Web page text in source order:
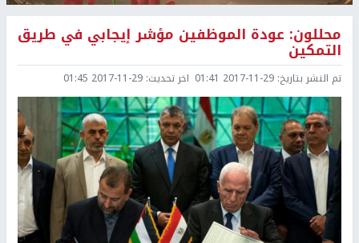
محللون: عودة الموظفين مؤشر إيجابي في طريق
التمكين
تم النشر بتاريخ: 2017-11-29 01:41 اخر تحديث: 2017-11-29 01:45